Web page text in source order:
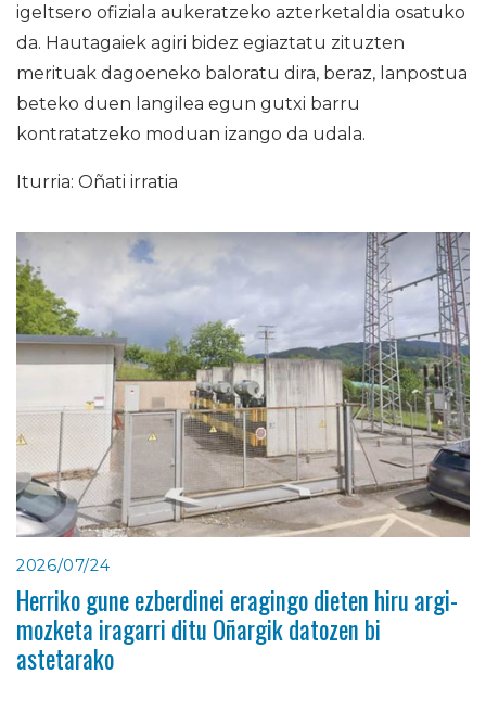
igeltsero ofiziala aukeratzeko azterketaldia osatuko
da. Hautagaiek agiri bidez egiaztatu zituzten
merituak dagoeneko baloratu dira, beraz, lanpostua
beteko duen langilea egun gutxi barru
kontratatzeko moduan izango da udala.
Iturria: Oñati irratia
2026/07/24
Herriko gune ezberdinei eragingo dieten hiru argi-
mozketa iragarri ditu Oñargik datozen bi
astetarako